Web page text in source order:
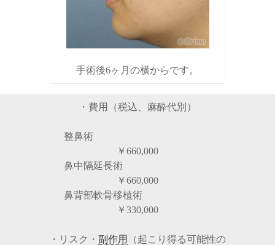
手術後6ヶ月の横からです。
・費用（税込、麻酔代別）
整鼻術
￥660,000
鼻中隔延長術
￥660,000
鼻背部軟骨移植術
￥330,000
・リスク・ 副作用
（起こり得る可能性の